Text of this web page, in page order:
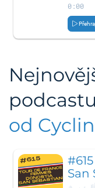
0:00
podcastu
od
San